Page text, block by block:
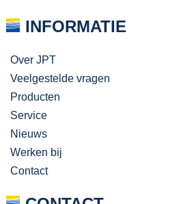
INFORMATIE
Over JPT
Veelgestelde vragen
Producten
Service
Nieuws
Werken bij
Contact